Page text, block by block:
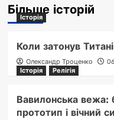
Більше історій
Історія
Коли затонув
Олександр Троценко
Історія
Релігія
Вавилонська вежа:
прототип і вічний